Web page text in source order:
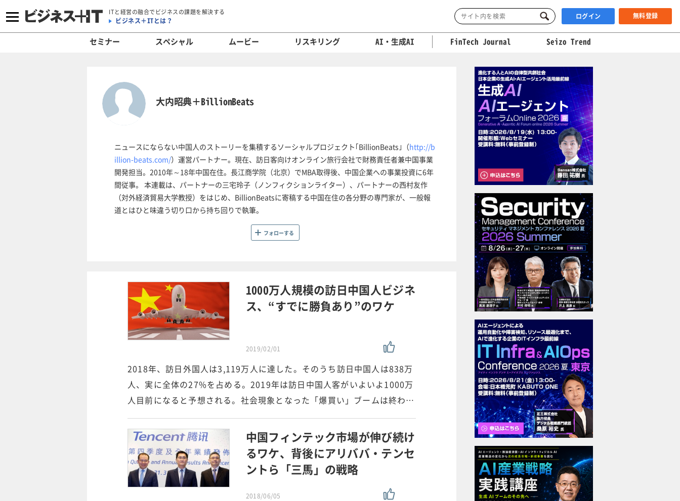
ITと経営の融合でビジネスの課題を解決する
ビジネス＋ITとは？ ログイン 無料登録
セミナー スペシャル ムービー リスキリング AI・生成AI FinTech Journal Seizo Trend
大内昭典＋BillionBeats
ニュースにならない中国人のストーリーを集積するソーシャルプロジェクト｢BillionBeats｣（http://b
illion-beats.com/）運営パートナー。現在、訪日客向けオンライン旅行会社で財務責任者兼中国事業
開発担当。2010年～18年中国在住。長江商学院（北京）でMBA取得後、中国企業への事業投資に6年
間従事。 本連載は、パートナーの三宅玲子（ノンフィクションライター）、パートナーの西村友作
（対外経済貿易大学教授）をはじめ、BillionBeatsに寄稿する中国在住の各分野の専門家が、一般報
道とはひと味違う切り口から持ち回りで執筆。
フォローする
1000万人規模の訪日中国人ビジネ
ス、“すでに勝負あり”のワケ
2019/02/01
2018年、訪日外国人は3,119万人に達した。そのうち訪日中国人は838万
人、実に全体の27%を占める。2019年は訪日中国人客がいよいよ1000万
人目前になると予想される。社会現象となった「爆買い」ブームは終わ…
中国フィンテック市場が伸び続け
るワケ、背後にアリババ・テンセ
ントら「三馬」の戦略
2018/06/05